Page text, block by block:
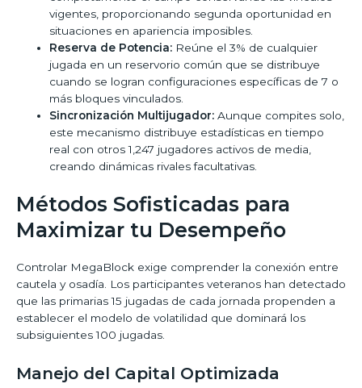
vigentes, proporcionando segunda oportunidad en
situaciones en apariencia imposibles.
Reserva de Potencia: Reúne el 3% de cualquier
jugada en un reservorio común que se distribuye
cuando se logran configuraciones específicas de 7 o
más bloques vinculados.
Sincronización Multijugador: Aunque compites solo,
este mecanismo distribuye estadísticas en tiempo
real con otros 1,247 jugadores activos de media,
creando dinámicas rivales facultativas.
Métodos Sofisticadas para
Maximizar tu Desempeño
Controlar MegaBlock exige comprender la conexión entre
cautela y osadía. Los participantes veteranos han detectado
que las primarias 15 jugadas de cada jornada propenden a
establecer el modelo de volatilidad que dominará los
subsiguientes 100 jugadas.
Manejo del Capital Optimizada